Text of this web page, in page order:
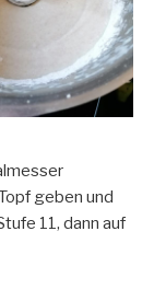
geben und
11, dann auf